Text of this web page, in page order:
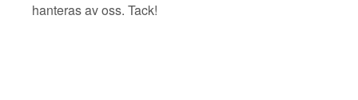
hanteras av oss. Tack!